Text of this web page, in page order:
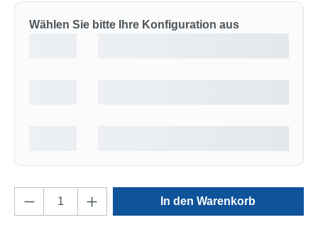
Wählen Sie bitte Ihre Konfiguration aus
Produkt Anzahl: Gib den gewünschten
In den Warenkorb